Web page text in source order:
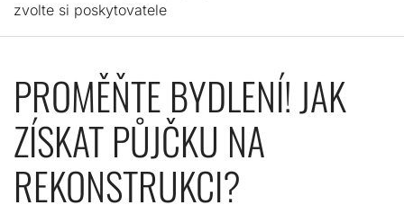
zvolte si poskytovatele
PROMĚŇTE BYDLENÍ! JAK
ZÍSKAT PŮJČKU NA
REKONSTRUKCI?